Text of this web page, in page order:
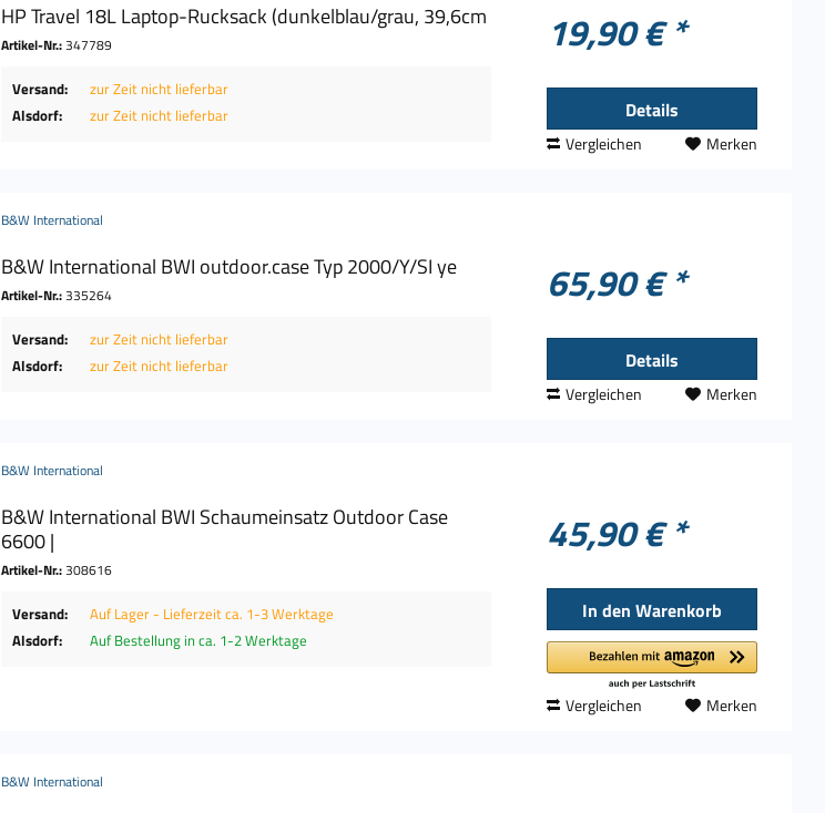
HP Travel 18L Laptop-Rucksack (dunkelblau/grau, 39,6cm
Artikel-Nr.:347789
Versand:
zur Zeit nicht lieferbar
Alsdorf:
zur Zeit nicht lieferbar
19,90 € *
Details
Vergleichen Merken
B&W International
B&W International BWI outdoor.case Typ 2000/Y/SI ye
Artikel-Nr.:335264
Versand:
zur Zeit nicht lieferbar
Alsdorf:
zur Zeit nicht lieferbar
65,90 € *
Details
Vergleichen Merken
B&W International
B&W International BWI Schaumeinsatz Outdoor Case
6600 |
Artikel-Nr.:308616
Versand:
Auf Lager - Lieferzeit ca. 1-3 Werktage
Alsdorf:
Auf Bestellung in ca. 1-2 Werktage
45,90 € *
In den Warenkorb
Vergleichen Merken
B&W International